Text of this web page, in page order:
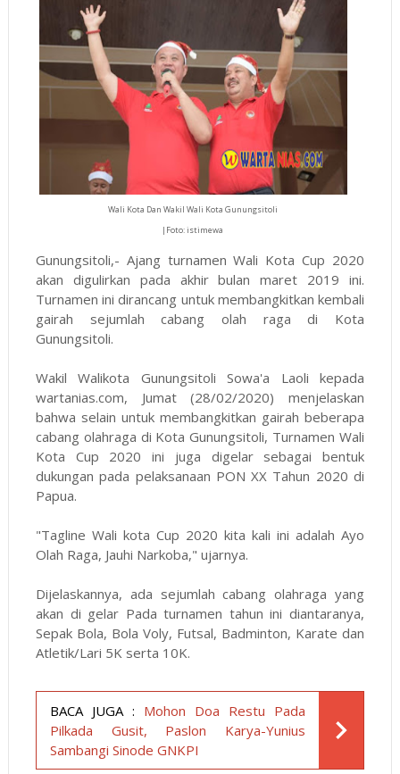
Wali Kota Dan Wakil Wali Kota Gunungsitoli
|Foto: istimewa
Gunungsitoli,- Ajang turnamen Wali Kota Cup 2020
akan digulirkan pada akhir bulan maret 2019 ini.
Turnamen ini dirancang untuk membangkitkan kembali
gairah sejumlah cabang olah raga di Kota
Gunungsitoli.
Wakil Walikota Gunungsitoli Sowa'a Laoli kepada
wartanias.com, Jumat (28/02/2020) menjelaskan
bahwa selain untuk membangkitkan gairah beberapa
cabang olahraga di Kota Gunungsitoli, Turnamen Wali
Kota Cup 2020 ini juga digelar sebagai bentuk
dukungan pada pelaksanaan PON XX Tahun 2020 di
Papua.
"Tagline Wali kota Cup 2020 kita kali ini adalah Ayo
Olah Raga, Jauhi Narkoba," ujarnya.
Dijelaskannya, ada sejumlah cabang olahraga yang
akan di gelar Pada turnamen tahun ini diantaranya,
Sepak Bola, Bola Voly, Futsal, Badminton, Karate dan
Atletik/Lari 5K serta 10K.
BACA JUGA : Mohon Doa Restu Pada
Pilkada Gusit, Paslon Karya-Yunius
Sambangi Sinode GNKPI